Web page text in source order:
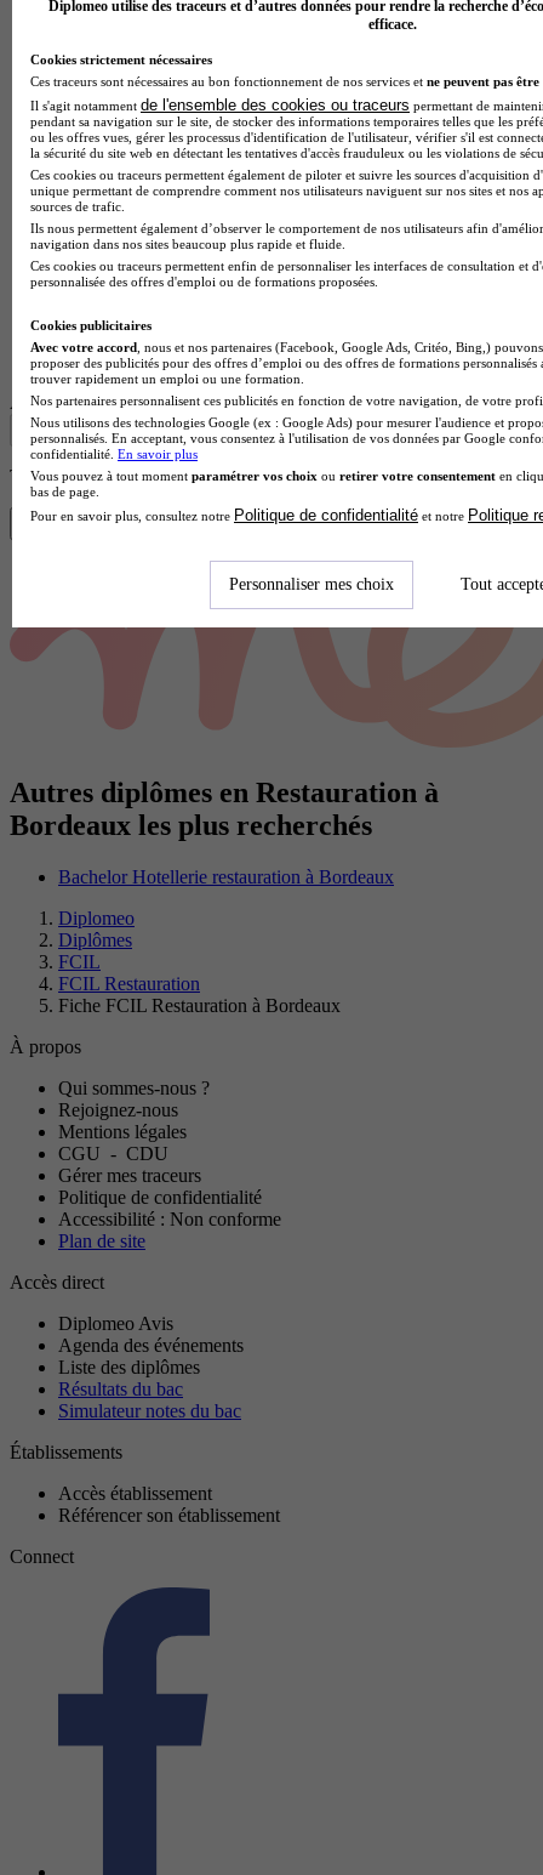
Lycée GT
Voir l’établissement
Afficher plus de résultats
Trouve ta FCIL en 1 min avec Diplomeo !
Trouver mon école
Autres diplômes en Restauration à
Bordeaux les plus recherchés
Bachelor Hotellerie restauration à Bordeaux
Diplomeo
Diplômes
FCIL
FCIL Restauration
Fiche FCIL Restauration à Bordeaux
À propos
Qui sommes-nous ?
Rejoignez-nous
Mentions légales
CGU - CDU
Gérer mes traceurs
Politique de confidentialité
Accessibilité : Non conforme
Plan de site
Accès direct
Diplomeo Avis
Agenda des événements
Liste des diplômes
Résultats du bac
Simulateur notes du bac
Établissements
Accès établissement
Référencer son établissement
Connect
Diplomeo utilise des traceurs et d’autres données pour rendre la recherche
efficace.
Cookies strictement nécessaires
Ces traceurs sont nécessaires au bon fonctionnement de nos services et ne peuvent pas être
Il s'agit notamment de l'ensemble des cookies ou traceurs permettant de
pendant sa navigation sur le site, de stocker des informations temporaires telles que les
ou les offres vues, gérer les processus d'identification de l'utilisateur, vérifier s'il est
la sécurité du site web en détectant les tentatives d'accès frauduleux ou les violations de
Ces cookies ou traceurs permettent également de piloter et suivre les sources d'acquisition
unique permettant de comprendre comment nos utilisateurs naviguent sur nos sites et nos
sources de trafic.
Ils nous permettent également d’observer le comportement de nos utilisateurs afin
navigation dans nos sites beaucoup plus rapide et fluide.
Ces cookies ou traceurs permettent enfin de personnaliser les interfaces de consultation et
personnalisée des offres d'emploi ou de formations proposées.
Cookies publicitaires
Avec votre accord , nous et nos partenaires (Facebook, Google Ads, Critéo, Bing,)
proposer des publicités pour des offres d’emploi ou des offres de formations
trouver rapidement un emploi ou une formation.
Nos partenaires personnalisent ces publicités en fonction de votre navigation, de votre
Nous utilisons des technologies Google (ex : Google Ads) pour mesurer l'audience et
personnalisés. En acceptant, vous consentez à l'utilisation de vos données par Google
confidentialité. En savoir plus
Vous pouvez à tout moment paramétrer vos choix ou retirer votre consentement en
bas de page.
Pour en savoir plus, consultez notre Politique de confidentialité et notre Politique
Personnaliser mes choix Tout